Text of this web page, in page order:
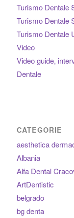
Turismo Dentale
Turismo Dentale
Turismo Dentale
Video
Video guide,
Dentale
CATEGORIE
aesthetica
Albania
Alfa Dental
ArtDentistic
belgrado
bg denta